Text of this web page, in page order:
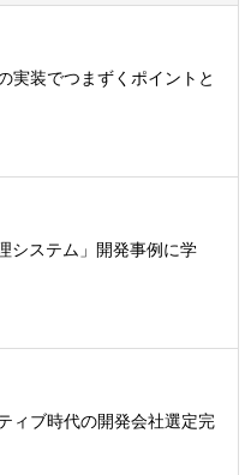
実装でつまずくポイントと
システム」開発事例に学
ィブ時代の開発会社選定完